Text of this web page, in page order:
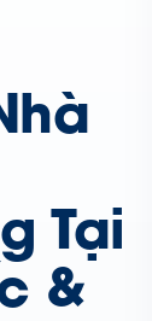
Tại
&